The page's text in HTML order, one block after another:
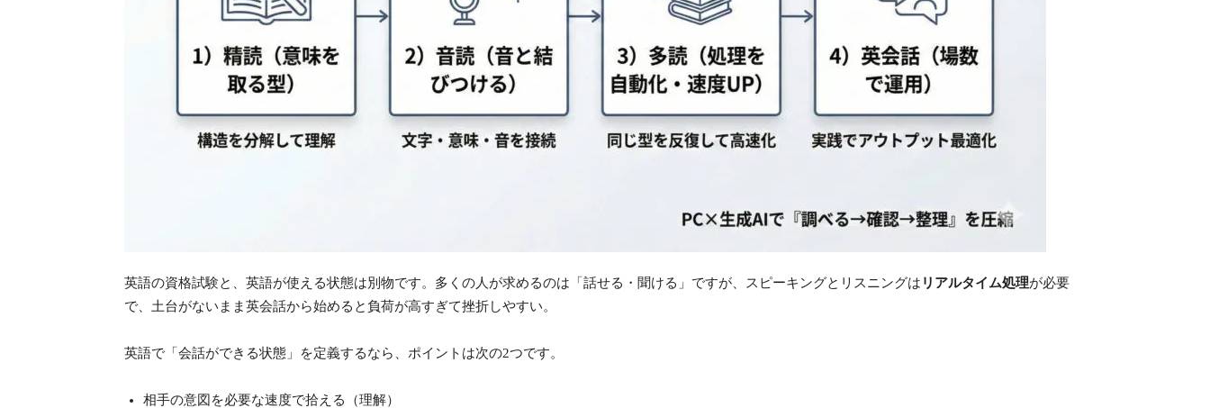
英語の資格試験と、英語が使える状態は別物です。多くの人が求めるのは「話せる・聞ける」ですが、スピーキングとリスニングは リアルタイム処理が必要
で、土台がないまま英会話から始めると負荷が高すぎて挫折しやすい。
英語で「会話ができる状態」を定義するなら、ポイントは次の2つです。
相手の意図を必要な速度で拾える（理解）